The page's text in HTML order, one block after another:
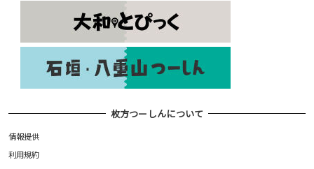
枚方つーしんについて
情報提供
利用規約